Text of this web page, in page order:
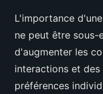
L'importance
ne peut être
d'augmenter les
interactions et
préférences